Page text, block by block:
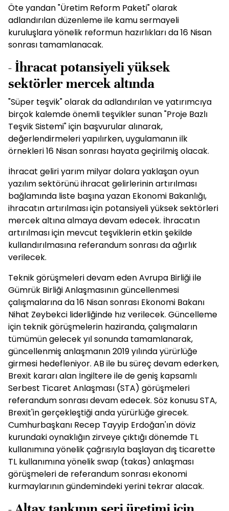
Öte yandan "Üretim Reform Paketi" olarak
adlandırılan düzenleme ile kamu sermayeli
kuruluşlara yönelik reformun hazırlıkları da 16 Nisan
sonrası tamamlanacak.
- İhracat potansiyeli yüksek
sektörler mercek altında
"Süper teşvik" olarak da adlandırılan ve yatırımcıya
birçok kalemde önemli teşvikler sunan "Proje Bazlı
Teşvik Sistemi" için başvurular alınarak,
değerlendirmeleri yapılırken, uygulamanın ilk
örnekleri 16 Nisan sonrası hayata geçirilmiş olacak.
İhracat geliri yarım milyar dolara yaklaşan oyun
yazılım sektörünü ihracat gelirlerinin artırılması
bağlamında liste başına yazan Ekonomi Bakanlığı,
ihracatın artırılması için potansiyeli yüksek sektörleri
mercek altına almaya devam edecek. İhracatın
artırılması için mevcut teşviklerin etkin şekilde
kullandırılmasına referandum sonrası da ağırlık
verilecek.
Teknik görüşmeleri devam eden Avrupa Birliği ile
Gümrük Birliği Anlaşmasının güncellenmesi
çalışmalarına da 16 Nisan sonrası Ekonomi Bakanı
Nihat Zeybekci liderliğinde hız verilecek. Güncelleme
için teknik görüşmelerin haziranda, çalışmaların
tümümün gelecek yıl sonunda tamamlanarak,
güncellenmiş anlaşmanın 2019 yılında yürürlüğe
girmesi hedefleniyor. AB ile bu süreç devam ederken,
Brexit kararı alan İngiltere ile de geniş kapsamlı
Serbest Ticaret Anlaşması (STA) görüşmeleri
referandum sonrası devam edecek. Söz konusu STA,
Brexit'in gerçekleştiği anda yürürlüğe girecek.
Cumhurbaşkanı Recep Tayyip Erdoğan'ın döviz
kurundaki oynaklığın zirveye çıktığı dönemde TL
kullanımına yönelik çağrısıyla başlayan dış ticarette
TL kullanımına yönelik swap (takas) anlaşması
görüşmeleri de referandum sonrası ekonomi
kurmaylarının gündemindeki yerini tekrar alacak.